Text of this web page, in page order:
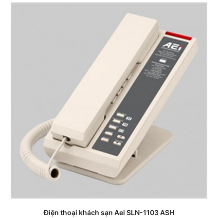
Điện thoại khách sạn Aei SLN-1103 ASH